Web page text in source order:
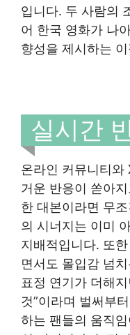
입니다. 두 사람의
어 한국 영화가 나
향성을 제시하는
실시간
온라인 커뮤니티와
거운 반응이 쏟아
한 대본이라면 무
의 시너지는 이미
지배적입니다. 또
면서도 몰입감 넘
표정 연기가 더해
것”이라며 벌써부
하는 팬들의 움직